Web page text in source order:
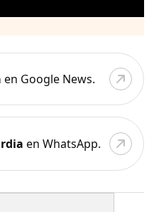
en Google News.
en WhatsApp.